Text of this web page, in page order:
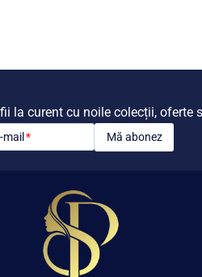
la curent cu noile colecții, oferte
mail* Mă abonez